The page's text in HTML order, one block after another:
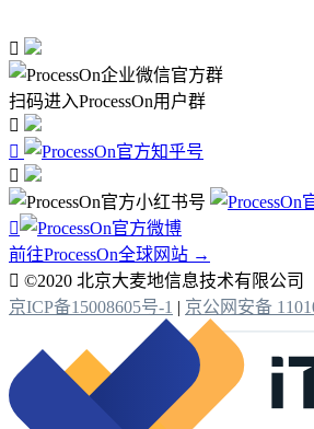

扫码进入ProcessOn用户群




前往ProcessOn全球网站 →
 ©2020 北京大麦地信息技术有限公司
京ICP备15008605号-1 | 京公网安备